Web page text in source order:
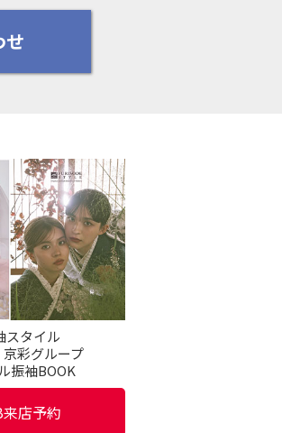
せ
スタイル
京彩グループ
振袖BOOK
来店予約